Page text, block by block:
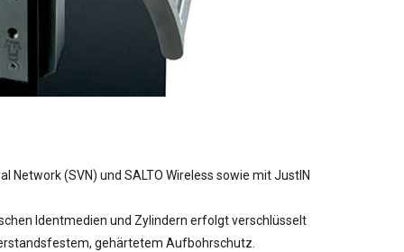
Network (SVN) und SALTO Wireless sowie mit JustIN
Identmedien und Zylindern erfolgt verschlüsselt
gehärtetem Aufbohrschutz.